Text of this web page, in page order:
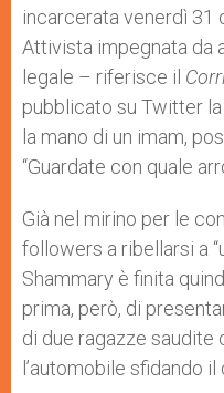
incarcerata venerdì 31
Attivista impegnata da
legale – riferisce il
pubblicato su Twitter
la mano di un imam,
“Guardate con quale
Già nel mirino per le
followers a ribellarsi a
Shammary è finita
prima, però, di
di due ragazze saudite
l’automobile sfidando